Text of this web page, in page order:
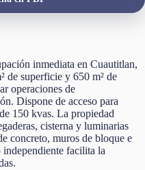
inmediata en Cuautitlan,
de superficie y 650 m² de
operaciones de
Dispone de acceso para
150 kvas. La propiedad
cisterna y luminarias
concreto, muros de bloque e
facilita la